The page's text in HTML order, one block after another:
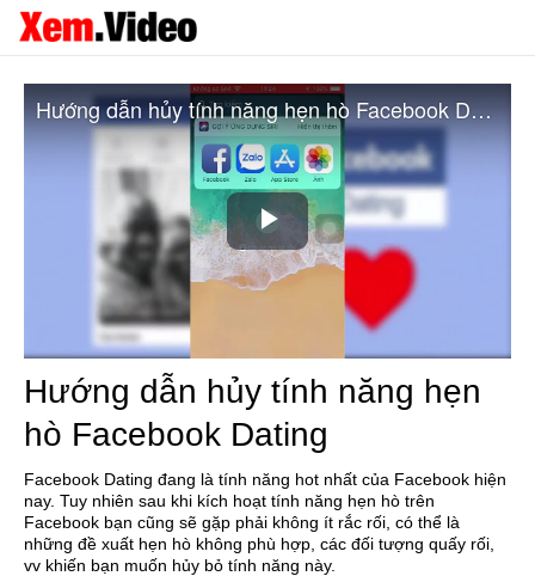
Play
Video
Hướng dẫn hủy tính năng hẹn hò Facebook Dating
Hướng dẫn hủy tính năng hẹn
hò Facebook Dating
Facebook Dating đang là tính năng hot nhất của Facebook hiện
nay. Tuy nhiên sau khi kích hoạt tính năng hẹn hò trên
Facebook bạn cũng sẽ gặp phải không ít rắc rối, có thể là
những đề xuất hẹn hò không phù hợp, các đối tượng quấy rối,
vv khiến bạn muốn hủy bỏ tính năng này.